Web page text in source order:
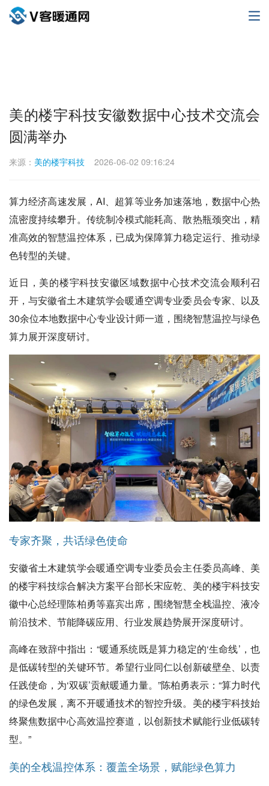
美的楼宇科技安徽数据中心技术交流会
圆满举办
来源： 美的楼宇科技 2026-06-02 09:16:24
算力经济高速发展，AI、超算等业务加速落地，数据中心热
流密度持续攀升。传统制冷模式能耗高、散热瓶颈突出，精
准高效的智慧温控体系，已成为保障算力稳定运行、推动绿
色转型的关键。
近日，美的楼宇科技安徽区域数据中心技术交流会顺利召
开，与安徽省土木建筑学会暖通空调专业委员会专家、以及
30余位本地数据中心专业设计师一道，围绕智慧温控与绿色
算力展开深度研讨。
专家齐聚，共话绿色使命
安徽省土木建筑学会暖通空调专业委员会主任委员高峰、美
的楼宇科技综合解决方案平台部长宋应乾、美的楼宇科技安
徽中心总经理陈柏勇等嘉宾出席，围绕智慧全栈温控、液冷
前沿技术、节能降碳应用、行业发展趋势展开深度研讨。
高峰在致辞中指出：“暖通系统既是算力稳定的‘生命线’，也
是低碳转型的关键环节。希望行业同仁以创新破壁垒、以责
任践使命，为‘双碳’贡献暖通力量。”陈柏勇表示：“算力时代
的绿色发展，离不开暖通技术的智控升级。美的楼宇科技始
终聚焦数据中心高效温控赛道，以创新技术赋能行业低碳转
型。”
美的全栈温控体系：覆盖全场景，赋能绿色算力